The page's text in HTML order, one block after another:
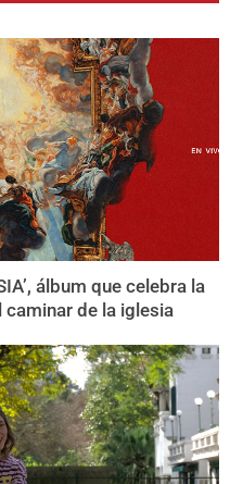
álbum que celebra la
caminar de la iglesia